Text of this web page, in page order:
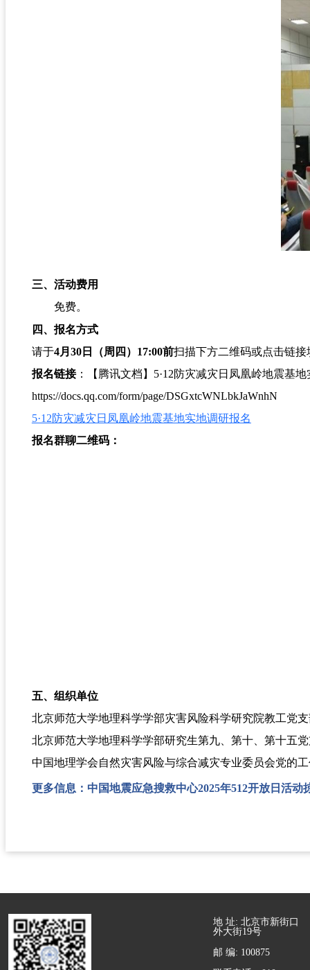
三、活动费用
免费。
四、报名方式
请于4月30日（周四）17:00前扫描下方二维码或点击链
报名链接：【腾讯文档】5·12防灾减灾日凤凰岭地震基
https://docs.qq.com/form/page/DSGxtcWNLbkJaWnhN
5·12防灾减灾日凤凰岭地震基地实地调研报名
报名群聊二维码：
五、组织单位
北京师范大学地理科学学部灾害风险科学研究院教工党
北京师范大学地理科学学部研究生第九、第十、第十五
中国地理学会自然灾害风险与综合减灾专业委员会党的
更多信息：中国地震应急搜救中心2025年512开放日活动
地 址: 北京市新街口
外大街19号
邮 编: 100875